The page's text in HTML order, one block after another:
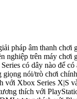
pháp âm thanh chơi
nghiệp trên máy chơi
có dây nào để
giọng nói/trò chơi
với Xbox Series X|S
thích với